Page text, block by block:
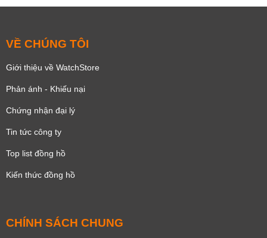
VỀ CHÚNG TÔI
Giới thiệu về WatchStore
Phản ánh - Khiếu nại
Chứng nhận đại lý
Tin tức công ty
Top list đồng hồ
Kiến thức đồng hồ
CHÍNH SÁCH CHUNG